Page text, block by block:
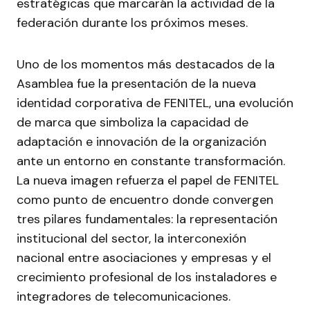
estratégicas que marcarán la actividad de la
federación durante los próximos meses.
Uno de los momentos más destacados de la
Asamblea fue la presentación de la nueva
identidad corporativa de FENITEL, una evolución
de marca que simboliza la capacidad de
adaptación e innovación de la organización
ante un entorno en constante transformación.
La nueva imagen refuerza el papel de FENITEL
como punto de encuentro donde convergen
tres pilares fundamentales: la representación
institucional del sector, la interconexión
nacional entre asociaciones y empresas y el
crecimiento profesional de los instaladores e
integradores de telecomunicaciones.